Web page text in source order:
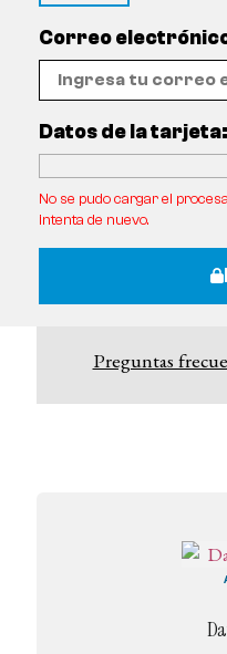
Correo
Datos de la tarjeta:
No se pudo cargar el
intenta de nuevo.
Preguntas